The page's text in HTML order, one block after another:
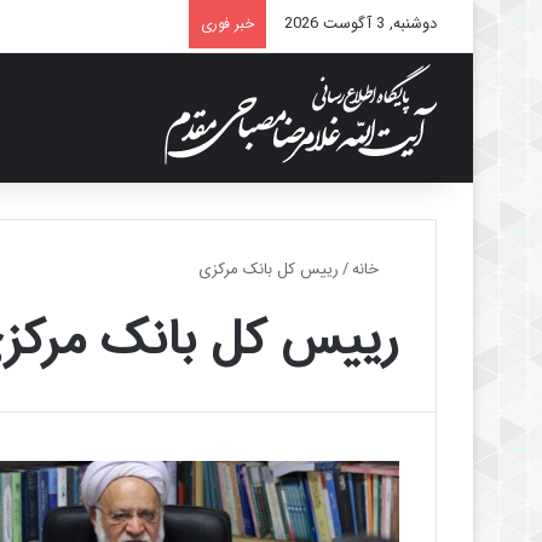
دوشنبه, 3 آگوست 2026 خبر فوری
خانه/رییس کل بانک مرکزی
رییس کل بانک